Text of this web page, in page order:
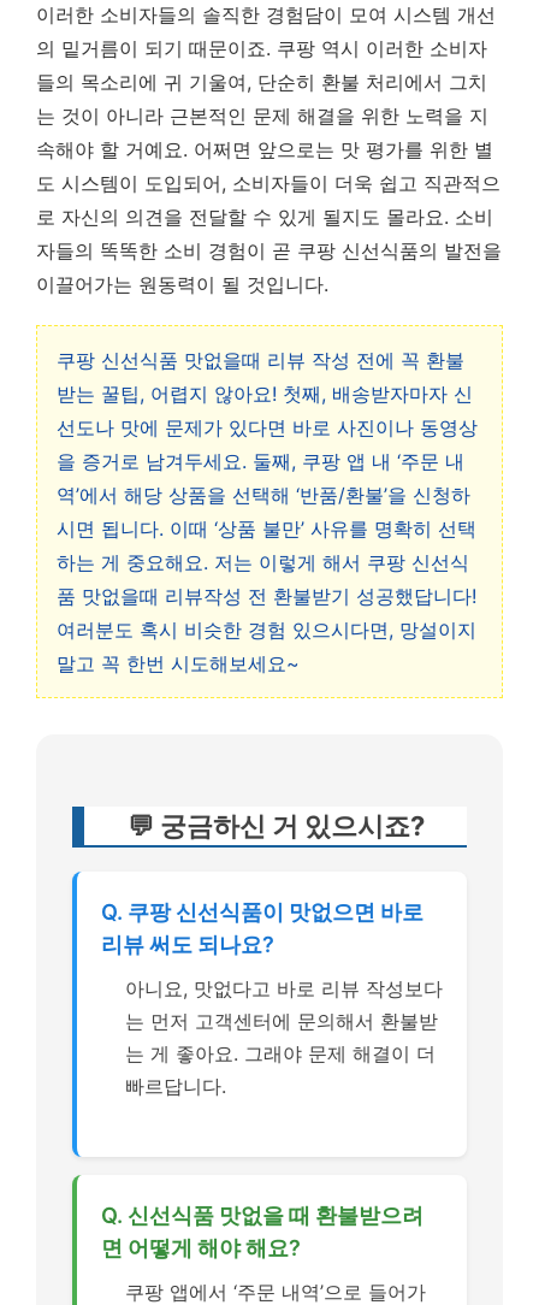
이러한 소비자들의 솔직한 경험담이 모여 시스템 개선
의 밑거름이 되기 때문이죠. 쿠팡 역시 이러한 소비자
들의 목소리에 귀 기울여, 단순히 환불 처리에서 그치
는 것이 아니라 근본적인 문제 해결을 위한 노력을 지
속해야 할 거예요. 어쩌면 앞으로는 맛 평가를 위한 별
도 시스템이 도입되어, 소비자들이 더욱 쉽고 직관적으
로 자신의 의견을 전달할 수 있게 될지도 몰라요. 소비
자들의 똑똑한 소비 경험이 곧 쿠팡 신선식품의 발전을
이끌어가는 원동력이 될 것입니다.
쿠팡 신선식품 맛없을때 리뷰 작성 전에 꼭 환불
받는 꿀팁, 어렵지 않아요! 첫째, 배송받자마자 신
선도나 맛에 문제가 있다면 바로 사진이나 동영상
을 증거로 남겨두세요. 둘째, 쿠팡 앱 내 ‘주문 내
역’에서 해당 상품을 선택해 ‘반품/환불’을 신청하
시면 됩니다. 이때 ‘상품 불만’ 사유를 명확히 선택
하는 게 중요해요. 저는 이렇게 해서 쿠팡 신선식
품 맛없을때 리뷰작성 전 환불받기 성공했답니다!
여러분도 혹시 비슷한 경험 있으시다면, 망설이지
말고 꼭 한번 시도해보세요~
💬 궁금하신 거 있으시죠?
Q. 쿠팡 신선식품이 맛없으면 바로
리뷰 써도 되나요?
아니요, 맛없다고 바로 리뷰 작성보다
는 먼저 고객센터에 문의해서 환불받
는 게 좋아요. 그래야 문제 해결이 더
빠르답니다.
Q. 신선식품 맛없을 때 환불받으려
면 어떻게 해야 해요?
쿠팡 앱에서 ‘주문 내역’으로 들어가